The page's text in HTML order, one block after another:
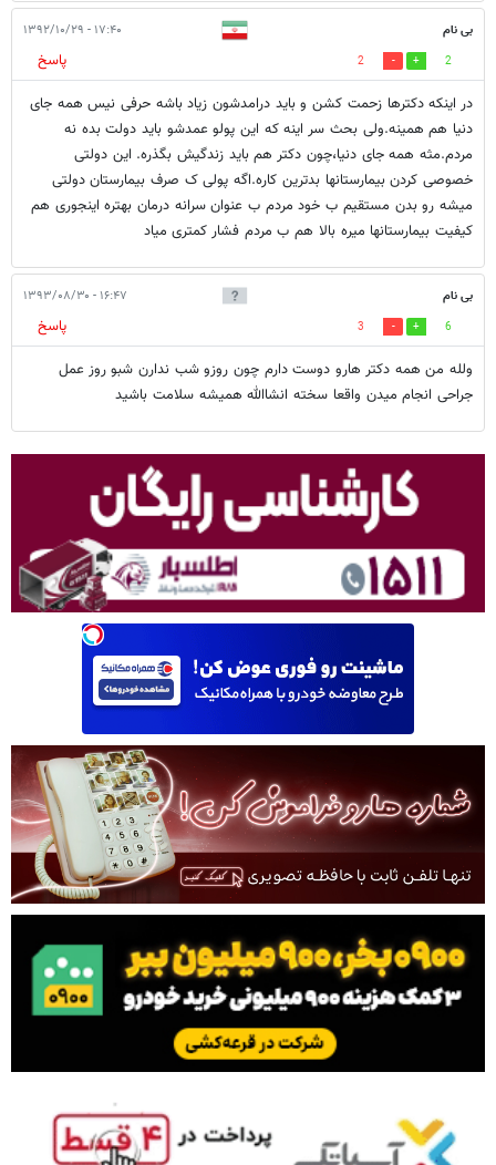
بی نام ۱۷:۴۰ - ۱۳۹۲/۱۰/۲۹
2
2
پاسخ
در اینکه دکترها زحمت کشن و باید درامدشون زیاد باشه حرفی نیس همه جای
دنیا هم همینه.ولی بحث سر اینه که این پولو عمدشو باید دولت بده نه
مردم.مثه همه جای دنیا،چون دکتر هم باید زندگیش بگذره. این دولتی
خصوصی کردن بیمارستانها بدترین کاره.اگه پولی ک صرف بیمارستان دولتی
میشه رو بدن مستقیم ب خود مردم ب عنوان سرانه درمان بهتره اینجوری هم
کیفیت بیمارستانها میره بالا هم ب مردم فشار کمتری میاد
بی نام ۱۶:۴۷ - ۱۳۹۳/۰۸/۳۰
6
3
پاسخ
ولله من همه دکتر هارو دوست دارم چون روزو شب ندارن شبو روز عمل
جراحی انجام ميدن واقعا سخته انشاالله هميشه سلامت باشيد